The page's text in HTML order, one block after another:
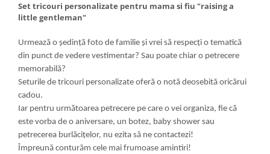
Set tricouri personalizate pentru mama si fiu "raising a
little gentleman"
Urmează o ședință foto de familie și vrei să respecți o tematică
din punct de vedere vestimentar? Sau poate chiar o petrecere
memorabilă?
Seturile de tricouri personalizate oferă o notă deosebită oricărui
cadou.
Iar pentru următoarea petrecere pe care o vei organiza, fie că
este vorba de o aniversare, un botez, baby shower sau
petrecerea burlăcițelor, nu ezita să ne contactezi!
Împreună conturăm cele mai frumoase amintiri!